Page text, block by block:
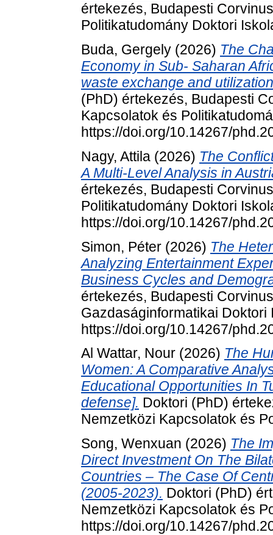
értekezés, Budapesti
Politikatudomány Doktori
Buda, Gergely (2026) The
Economy in Sub- Saharan
waste exchange and
(PhD) értekezés, Budapesti
Kapcsolatok és
https://doi.org/10.14267/
Nagy, Attila (2026) The
A Multi-Level Analysis in
értekezés, Budapesti
Politikatudomány Doktori
https://doi.org/10.14267/
Simon, Péter (2026) The
Analyzing Entertainment
Business Cycles and
értekezés, Budapesti
Gazdaságinformatikai Doktori
https://doi.org/10.14267/
Al Wattar, Nour (2026) The
Women: A Comparative
Educational Opportunities In
defense]. Doktori (PhD)
Nemzetközi Kapcsolatok és
Song, Wenxuan (2026) The
Direct Investment On The
Countries – The Case Of
(2005-2023). Doktori (PhD)
Nemzetközi Kapcsolatok és
https://doi.org/10.14267/